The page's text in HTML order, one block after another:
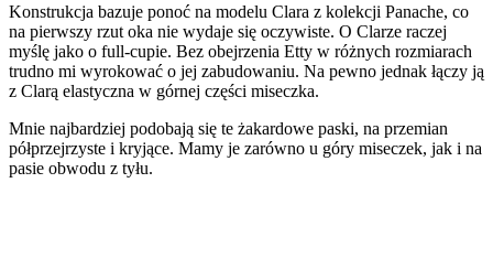
Konstrukcja bazuje ponoć na modelu Clara z kolekcji Panache, co
na pierwszy rzut oka nie wydaje się oczywiste. O Clarze raczej
myślę jako o full-cupie. Bez obejrzenia Etty w różnych rozmiarach
trudno mi wyrokować o jej zabudowaniu. Na pewno jednak łączy ją
z Clarą elastyczna w górnej części miseczka.
Mnie najbardziej podobają się te żakardowe paski, na przemian
półprzejrzyste i kryjące. Mamy je zarówno u góry miseczek, jak i na
pasie obwodu z tyłu.